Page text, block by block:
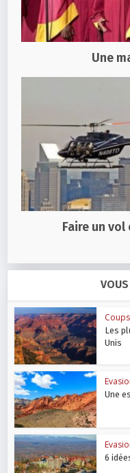
Une
Faire un
Les
Unis
Une
6